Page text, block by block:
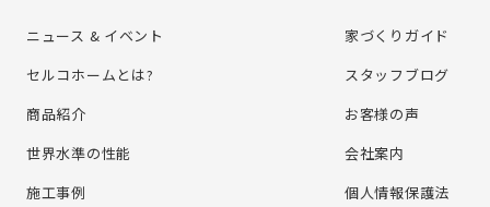
ニュース & イベント
セルコホームとは?
商品紹介
世界水準の性能
施⼯事例
家づくりガイド
スタッフブログ
お客様の声
会社案内
個⼈情報保護法